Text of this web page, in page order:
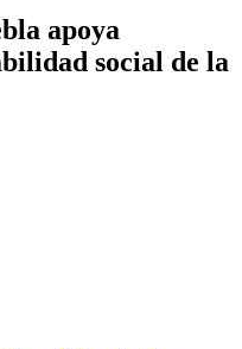
apoya
social de la